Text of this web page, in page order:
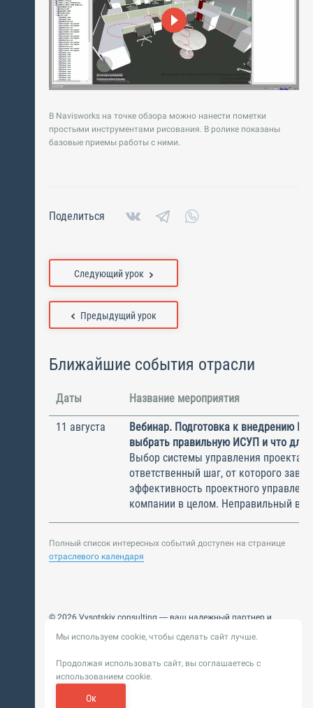
В Navisworks на точке обзора можно нанести пометки
простыми инструментами рисования. В ролике показаны
базовые приемы работы с ними.
Поделиться
Предыдущий урок
Следующий урок
Ближайшие события отрасли
Даты Название мероприятия
11 августа
Вебинар. Подготовка к внедрению
выбрать правильную ИСУП и что для
Выбор системы управления
ответственный шаг, от которого
эффективность проектного
компании в целом. Неправильный
Полный список интересных событий доступен на странице
отраслевого календаря
© 2026 Vysotskiy consulting — ваш надежный партнер и
Цифровизация, BIM, ИИ. Внедряем и оптимизируем
Пользовательское
соглашение
Политика обработки персональных
данных
Мы используем cookie, чтобы сделать сайт лучше.
Продолжая использовать сайт, вы соглашаетесь с
использованием cookie.
Ок